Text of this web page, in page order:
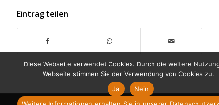
Eintrag teilen
Diese Webseite verwendet Cookies. Durch die weitere
Webseite stimmen Sie der Verwendung von Cookies zu.
Ja
Nein
Weitere Informationen erhalten Sie in unserer